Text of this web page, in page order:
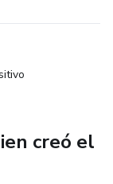
y convierten.
y con lo justo y
creó el